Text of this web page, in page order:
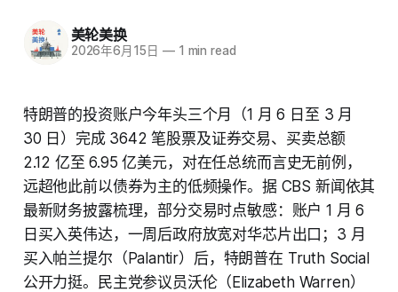
美轮美换
2026年6月15日 —1 min read
特朗普的投资账户今年头三个月（1 月 6 日至 3 月
30 日）完成 3642 笔股票及证券交易、买卖总额
2.12 亿至 6.95 亿美元，对在任总统而言史无前例，
远超他此前以债券为主的低频操作。据 CBS 新闻依其
最新财务披露梳理，部分交易时点敏感：账户 1 月 6
日买入英伟达，一周后政府放宽对华芯片出口；3 月
买入帕兰提尔（Palantir）后，特朗普在 Truth Social
公开力挺。民主党参议员沃伦（Elizabeth Warren）